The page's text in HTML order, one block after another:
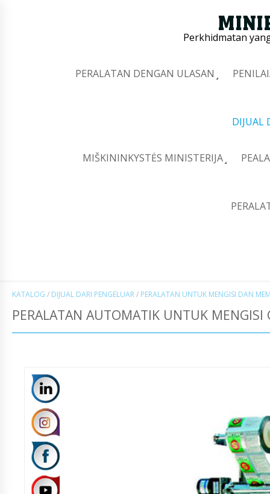
Perkhidmatan
PERALATAN DENGAN ULASAN
DIJUAL
MIŠKININKYSTĖS MINISTERIJA
KATALOG / DIJUAL DARI PENGELUAR/ PERALATAN UNTUK MENGISI DAN
PERALATAN AUTOMATIK UNTUK